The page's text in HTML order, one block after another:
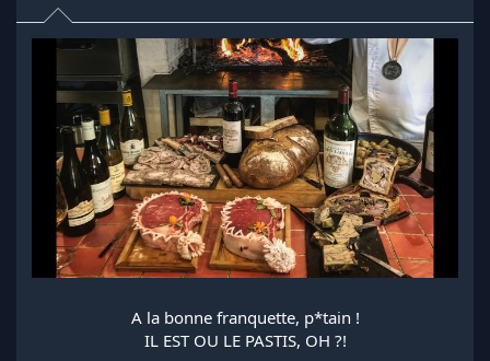
o
n
A la bonne franquette, p*tain !
IL EST OU LE PASTIS, OH ?!​